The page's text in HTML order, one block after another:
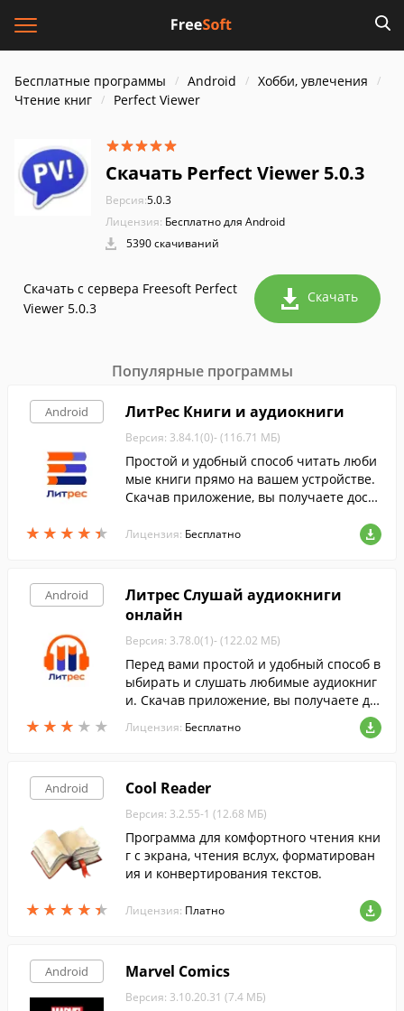
Бесплатные программы Android
Хобби, увлечения
Чтение книг
Perfect Viewer
Скачать Perfect Viewer 5.0.3
Версия:5.0.3
Лицензия: Бесплатно для Android
5390 скачиваний
Скачать с сервера Freesoft Perfect
Viewer 5.0.3
Скачать
Популярные программы
Android
★ ★ ★ ★ ★
★ ★ ★ ★ ★
ЛитРес Книги и аудиокниги
Версия: 3.84.1(0)- (116.71 МБ)
Простой и удобный способ читать люби
мые книги прямо на вашем устройстве.
Скачав приложение, вы получаете досту
иг ЛитРес от горячих новинок до класси
Лицензия: Бесплатно
Android
★ ★ ★ ★ ★
★ ★ ★ ★ ★
Литрес Слушай аудиокниги
онлайн
Версия: 3.78.0(1)- (122.02 МБ)
Перед вами простой и удобный способ в
ыбирать и слушать любимые аудиокниг
и. Скачав приложение, вы получаете до
ступ к каталогу аудиокниг, включающем
у более 13000 наименований.
Лицензия: Бесплатно
Android
★ ★ ★ ★ ★
★ ★ ★ ★ ★
Cool Reader
Версия: 3.2.55-1 (12.68 МБ)
Программа для комфортного чтения кни
г с экрана, чтения вслух, форматирован
ия и конвертирования текстов.
Лицензия: Платно
Android Marvel Comics
Версия: 3.10.20.31 (7.4 МБ)